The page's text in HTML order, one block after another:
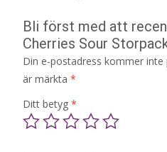
Bli först med att
Cherries Sour
Din e-postadress kommer inte
är märkta *
Ditt betyg *